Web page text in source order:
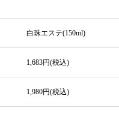
白珠エステ(150ml)
1,683円(税込)
1,980円(税込)